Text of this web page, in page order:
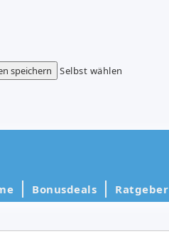
speichern
Selbst wählen
Bonusdeals Ratgeber